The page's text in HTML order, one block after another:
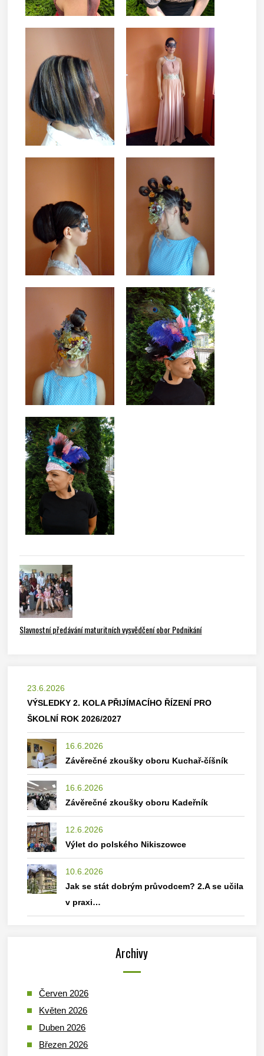
Slavnostní předávání maturitních vysvědčení obor Podnikání
23.6.2026
VÝSLEDKY 2. KOLA PŘIJÍMACÍHO ŘÍZENÍ PRO
ŠKOLNÍ ROK 2026/2027
16.6.2026
Závěrečné zkoušky oboru Kuchař-číšník
16.6.2026
Závěrečné zkoušky oboru Kadeřník
12.6.2026
Výlet do polského Nikiszowce
10.6.2026
Jak se stát dobrým průvodcem? 2.A se učila
v praxi…
Archivy
Červen 2026
Květen 2026
Duben 2026
Březen 2026